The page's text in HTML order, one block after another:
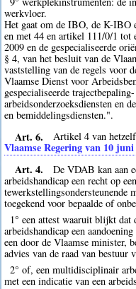
werkvloer.
Het gaat om de IBO, de K-IBO
en met 44 en artikel 111/0/1
2009 en de gespecialiseerde
§ 4, van het besluit van de
vaststelling van de regels voor
Vlaamse Dienst voor
gespecialiseerde
arbeidsonderzoeksdiensten en
en bemiddelingsdiensten.".
Art. 6. Artikel 4 van
Vlaamse Regering van 10 juni
Art. 4.
De VDAB kan aan
arbeidshandicap een recht op
tewerkstellingsondersteunende
toegekend voor bepaalde of
1° een attest waaruit blijkt dat
arbeidshandicap een
een door de Vlaamse minister,
advies van de raad van
2° of, een multidisciplinair
met een indicatie van een